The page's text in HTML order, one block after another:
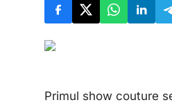
Primul show couture